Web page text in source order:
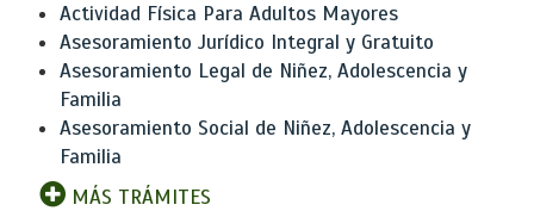
Actividad Física Para Adultos Mayores
Asesoramiento Jurídico Integral y Gratuito
Asesoramiento Legal de Niñez, Adolescencia y
Familia
Asesoramiento Social de Niñez, Adolescencia y
Familia
MÁS TRÁMITES